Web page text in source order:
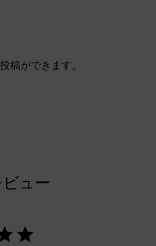
稿ができます。
ュー